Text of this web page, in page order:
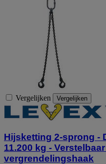
Vergelijken Vergelijken
Hijsketting 2-sprong -
11.200 kg -
vergrendelingshaak